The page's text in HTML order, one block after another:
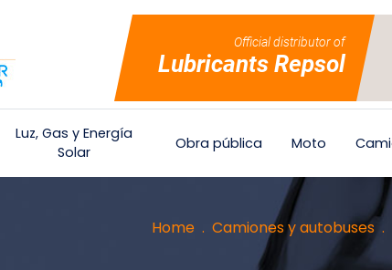
Official distributor of
Lubricants Repsol
Luz, Gas y Energía
Solar
Obra pública Moto
Home Camiones y autobuses